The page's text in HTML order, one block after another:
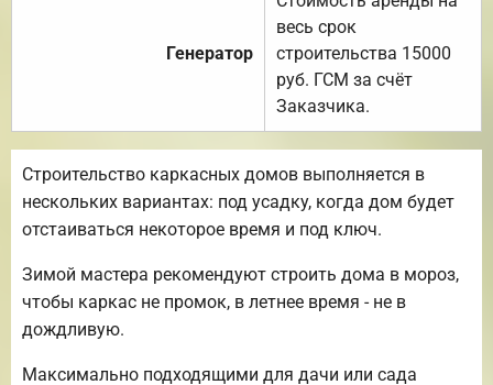
Генератор
весь срок
строительства 15000
руб. ГСМ за счёт
Заказчика.
Строительство каркасных домов выполняется в
нескольких вариантах: под усадку, когда дом будет
отстаиваться некоторое время и под ключ.
Зимой мастера рекомендуют строить дома в мороз,
чтобы каркас не промок, в летнее время - не в
дождливую.
Максимально подходящими для дачи или сада